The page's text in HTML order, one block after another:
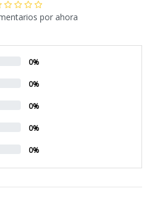
por ahora
0%
0%
0%
0%
0%